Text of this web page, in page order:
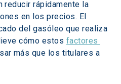
rápidamente la
en los precios. El
del gasóleo que realiza
cómo estos factores
más que los titulares a